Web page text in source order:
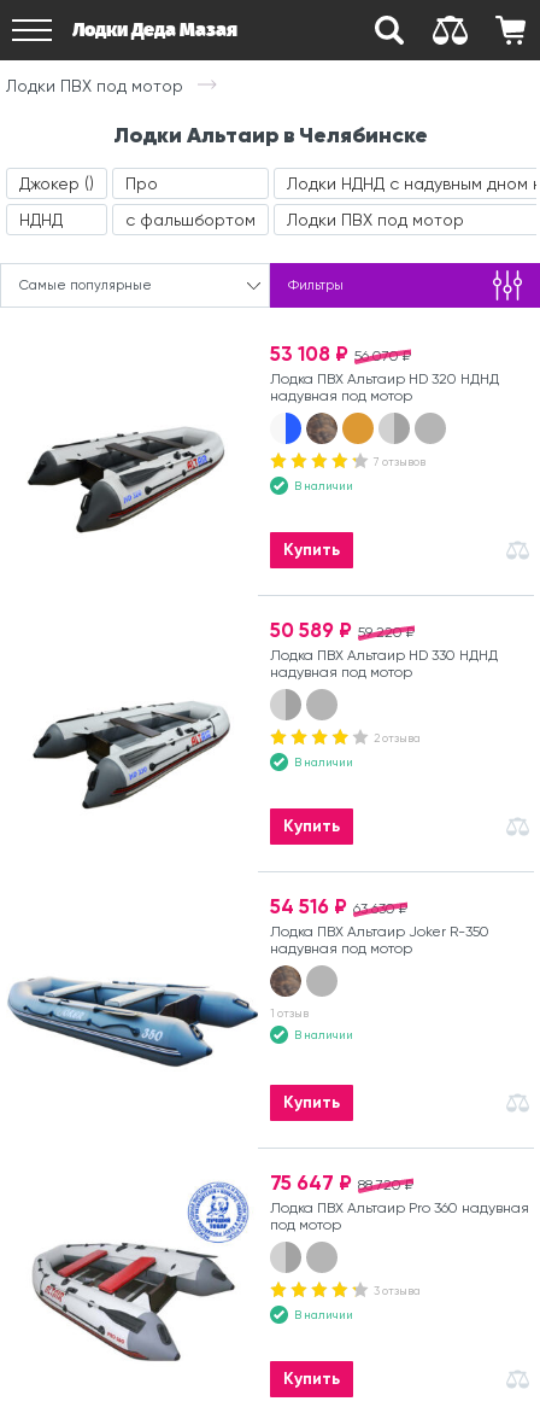
Лодки Деда Мазая
Лодки ПВХ под мотор
Лодки Альтаир в Челябинске
Джокер ()
НДНД
Про
с фальшбортом
Лодки НДНД с надувным дном
Лодки ПВХ под мотор
Самые популярные Фильтры
56 070 ₽
53 108 ₽
Лодка ПВХ Альтаир HD 320 НДНД
надувная под мотор
7 отзывов
В наличии
Купить
59 220 ₽
50 589 ₽
Лодка ПВХ Альтаир HD 330 НДНД
надувная под мотор
2 отзыва
В наличии
Купить
63 630 ₽
54 516 ₽
Лодка ПВХ Альтаир Joker R-350
надувная под мотор
1 отзыв
В наличии
Купить
88 720 ₽
75 647 ₽
Лодка ПВХ Альтаир Pro 360 надувная
под мотор
3 отзыва
В наличии
Купить